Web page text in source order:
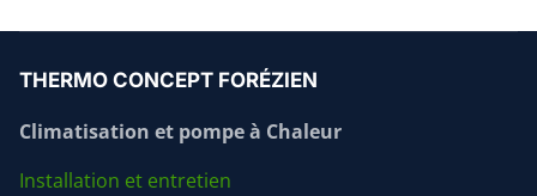
THERMO CONCEPT FORÉZIEN
Climatisation et pompe à Chaleur
Installation et entretien